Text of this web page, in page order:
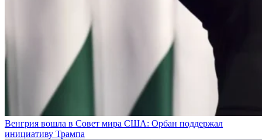
Венгрия вошла в Совет мира США: Орбан поддержал
инициативу Трампа